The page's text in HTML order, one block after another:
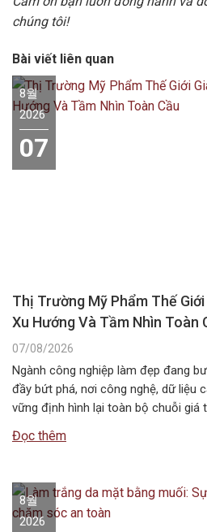
chúng tôi!
Bài viết liên quan
8월
2026
07
Thị Trường Mỹ Phẩm Thế
Xu Hướng Và Tầm Nhìn Toàn
07/08/2026
Ngành công nghiệp làm đẹp đang
đầy bứt phá, nơi công nghệ, dữ liệu
vững định hình lại toàn bộ chuỗi giá
quy mô, động…
Đọc thêm
8월
2026